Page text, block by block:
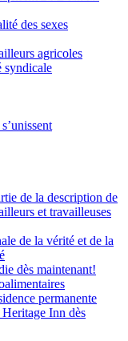
des sexes
agricoles
syndicale
de la description de
et travailleuses
de la vérité et de la
dès maintenant!
permanente
Inn dès